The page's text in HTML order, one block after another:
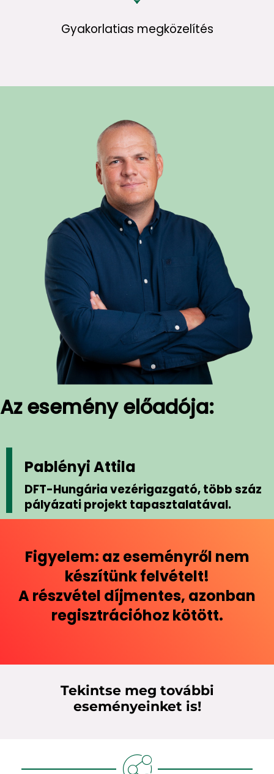
Gyakorlatias megközelítés
Az esemény előadója:
Pablényi Attila
DFT-Hungária vezérigazgató, több száz
pályázati projekt tapasztalatával.
Figyelem: az eseményről nem
készítünk felvételt!
A részvétel díjmentes, azonban
regisztrációhoz kötött.
Tekintse meg további
eseményeinket is!